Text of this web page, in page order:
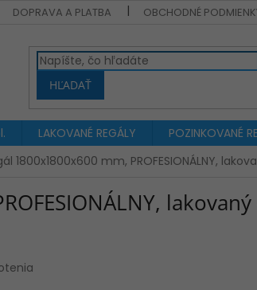
DOPRAVA A PLATBA OBCHODNÉ
HĽADAŤ
LAKOVANÉ REGÁLY POZINKOVANÉ
1800x1800x600 mm, PROFESIONÁLNY,